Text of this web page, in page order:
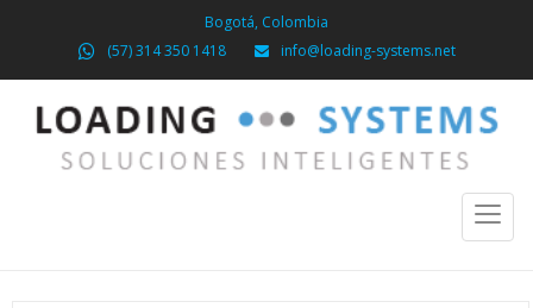
Bogotá, Colombia
(57) 314 350 1418
info@loading-systems.net
Toggle